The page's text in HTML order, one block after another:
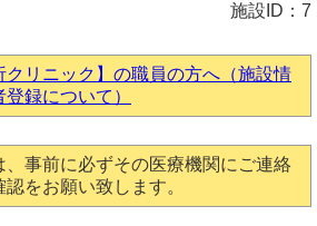
施設ID：7
クリニック】の職員の方へ（施設情
録について）
、事前に必ずその医療機関にご連絡
をお願い致します。